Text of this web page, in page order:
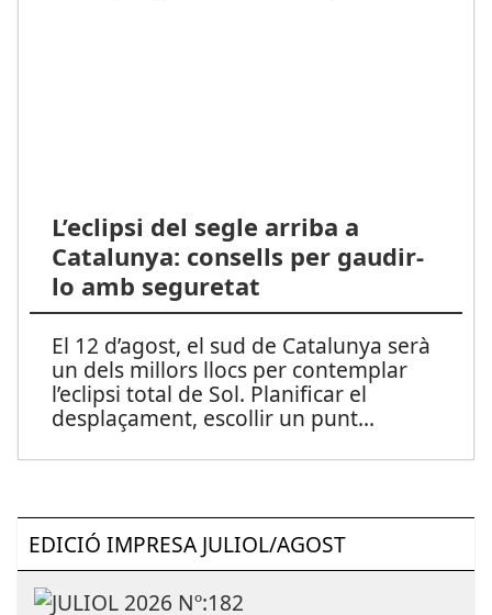
L’eclipsi del segle arriba a
Catalunya: consells per gaudir-
lo amb seguretat
El 12 d’agost, el sud de Catalunya serà
un dels millors llocs per contemplar
l’eclipsi total de Sol. Planificar el
desplaçament, escollir un punt...
EDICIÓ IMPRESA JULIOL/AGOST